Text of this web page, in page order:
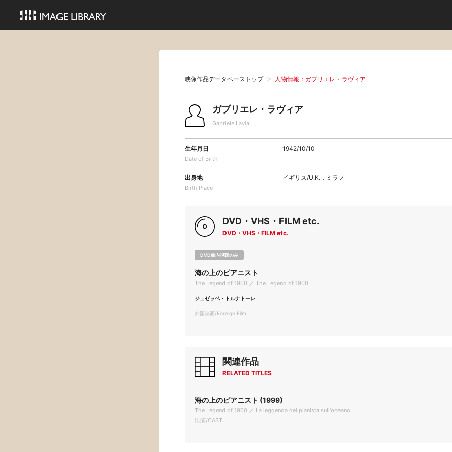
映像作品データベーストップ 人物情報：ガブリエレ・ラヴィア
ガブリエレ・ラヴィア
Gabriele Lavia
生年月日
Date of Birth
1942/10/10
出身地
Birth Place
イギリス/U.K.，ミラノ
DVD・VHS・FILM etc.
DVD・VHS・FILM etc.
DVD館内視聴のみ
海の上のピアニスト
The Legend of 1900 ／ The Legend of 1900
ジュゼッペ・トルナトーレ
外国映画/Foreign Film
関連作品
RELATED TITLES
海の上のピアニスト (1999)
The Legend of 1900 ／ La leggenda del pianista sull'oceano
出演/CAST